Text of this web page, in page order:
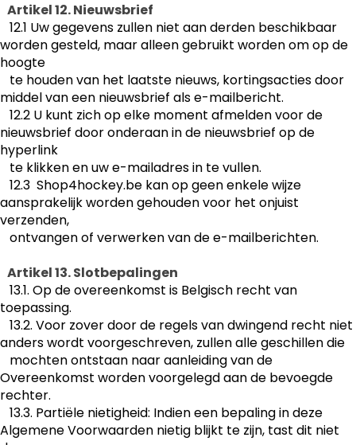
Artikel 12. Nieuwsbrief
12.1 Uw gegevens zullen niet aan derden beschikbaar
worden gesteld, maar alleen gebruikt worden om op de
hoogte
te houden van het laatste nieuws, kortingsacties door
middel van een nieuwsbrief als e-mailbericht. ​
12.2 U kunt zich op elke moment afmelden voor de
nieuwsbrief door onderaan in de nieuwsbrief op de
hyperlink
te klikken en uw e-mailadres in te vullen.
12.3 Shop4hockey.be kan op geen enkele wijze
aansprakelijk worden gehouden voor het onjuist
verzenden,
ontvangen of verwerken van de e-mailberichten.
Artikel 13. Slotbepalingen
13.1. Op de overeenkomst is Belgisch recht van
toepassing.
13.2. Voor zover door de regels van dwingend recht niet
anders wordt voorgeschreven, zullen alle geschillen die
mochten ontstaan naar aanleiding van de
Overeenkomst worden voorgelegd aan de bevoegde
rechter.
13.3. Partiële nietigheid: Indien een bepaling in deze
Algemene Voorwaarden nietig blijkt te zijn, tast dit niet